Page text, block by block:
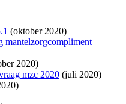
(oktober 2020)
mantelzorgcompliment
2020)
mzc 2020 (juli 2020)